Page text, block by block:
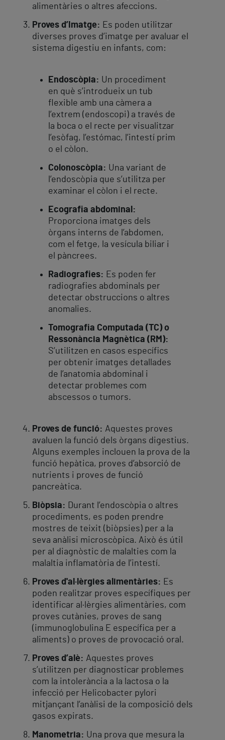
alimentàries o altres afeccions.
Proves d’Imatge: Es poden utilitzar
diverses proves d’imatge per avaluar el
sistema digestiu en infants, com:
Endoscòpia: Un procediment
en què s’introdueix un tub
flexible amb una càmera a
l’extrem (endoscopi) a través de
la boca o el recte per visualitzar
l’esòfag, l’estómac, l’intestí prim
o el còlon.
Colonoscòpia: Una variant de
l’endoscòpia que s’utilitza per
examinar el còlon i el recte.
Ecografia abdominal:
Proporciona imatges dels
òrgans interns de l’abdomen,
com el fetge, la vesícula biliar i
el pàncrees.
Radiografies: Es poden fer
radiografies abdominals per
detectar obstruccions o altres
anomalies.
Tomografia Computada (TC) o
Ressonància Magnètica (RM):
S’utilitzen en casos específics
per obtenir imatges detallades
de l’anatomia abdominal i
detectar problemes com
abscessos o tumors.
Proves de funció: Aquestes proves
avaluen la funció dels òrgans digestius.
Alguns exemples inclouen la prova de la
funció hepàtica, proves d’absorció de
nutrients i proves de funció
pancreàtica.
Biòpsia: Durant l’endoscòpia o altres
procediments, es poden prendre
mostres de teixit (biòpsies) per a la
seva anàlisi microscòpica. Això és útil
per al diagnòstic de malalties com la
malaltia inflamatòria de l’intestí.
Proves d'al·lèrgies alimentàries: Es
poden realitzar proves específiques per
identificar al·lèrgies alimentàries, com
proves cutànies, proves de sang
(immunoglobulina E específica per a
aliments) o proves de provocació oral.
Proves d’alè: Aquestes proves
s’utilitzen per diagnosticar problemes
com la intolerància a la lactosa o la
infecció per Helicobacter pylori
mitjançant l’anàlisi de la composició dels
gasos expirats.
Manometria: Una prova que mesura la